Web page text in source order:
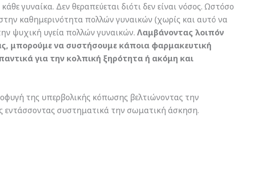
γυναίκα. Δεν θεραπεύεται διότι δεν είναι νόσος. Ωστόσο
καθημερινότητα πολλών γυναικών (χωρίς και αυτό να
ψυχική υγεία πολλών γυναικών. Λαμβάνοντας λοιπόν
μπορούμε να συστήσουμε κάποια φαρμακευτική
για την κολπική ξηρότητα ή ακόμη και
της υπερβολικής κόπωσης βελτιώνοντας την
εντάσσοντας συστηματικά την σωματική άσκηση.